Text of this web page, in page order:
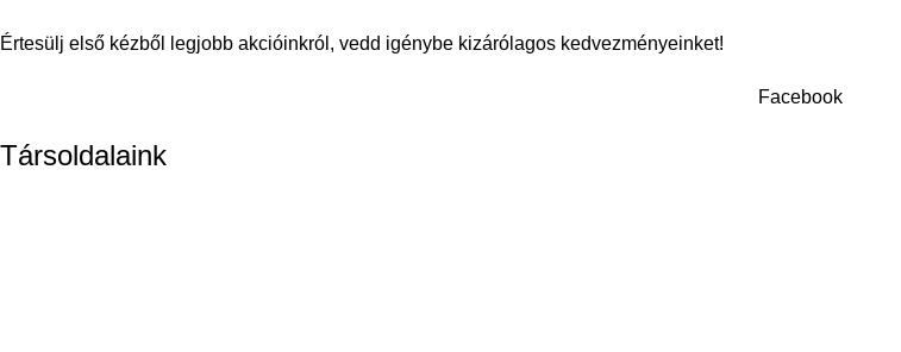
Értesülj első kézből legjobb akcióinkról, vedd igénybe kizárólagos kedvezményeinket!
Facebook
Társoldalaink